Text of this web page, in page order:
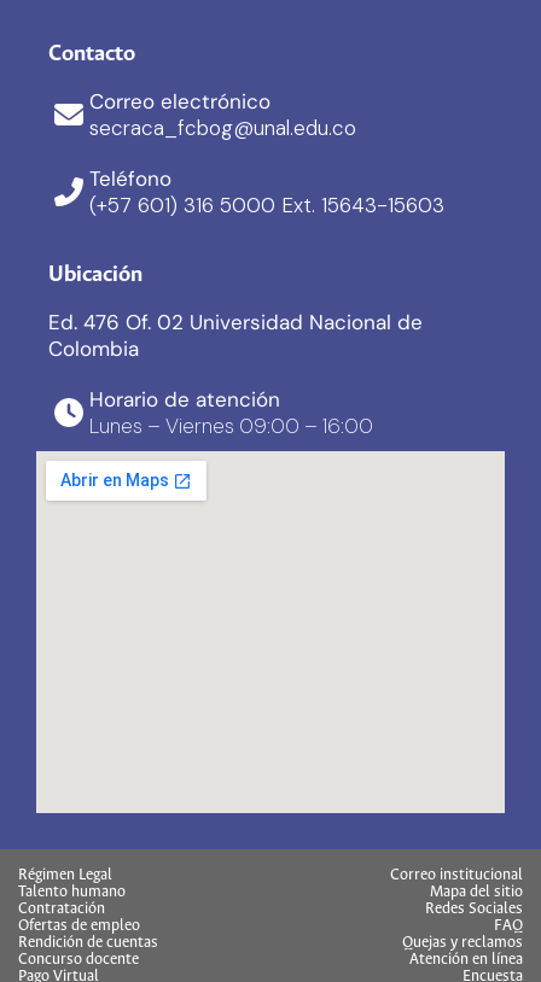
Contacto
Correo electrónico
secraca_fcbog@unal.edu.co
Teléfono
(+57 601) 316 5000 Ext. 15643-15603
Ubicación
Ed. 476 Of. 02 Universidad Nacional de
Colombia
Horario de atención
Lunes – Viernes 09:00 – 16:00
Régimen Legal
Talento humano
Contratación
Ofertas de empleo
Rendición de cuentas
Concurso docente
Pago Virtual
Correo institucional
Mapa del sitio
Redes Sociales
FAQ
Quejas y reclamos
Atención en línea
Encuesta